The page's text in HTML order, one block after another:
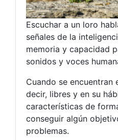
Escuchar a un loro
señales de la
memoria y capacidad
sonidos y voces
Cuando se encuentran
decir, libres y en su
características de
conseguir algún
problemas.